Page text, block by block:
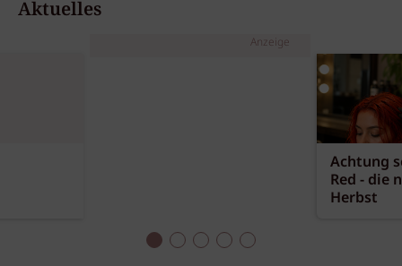
Aktuelles
Anzeige
Achtung
Red - die
Herbst